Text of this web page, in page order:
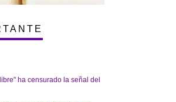
ha censurado la señal del